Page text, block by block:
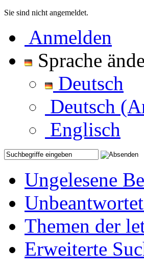
Sie sind nicht angemeldet.
Anmelden
Sprache
Deutsch
Deutsch
Englisch
Ungelesene
Themen der
Erweiterte